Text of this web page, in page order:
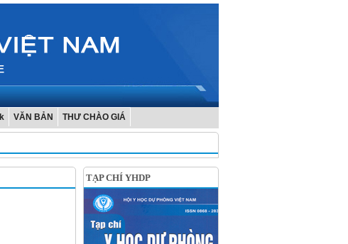
VĂN BẢN THƯ CHÀO GIÁ
TẠP CHÍ YHDP